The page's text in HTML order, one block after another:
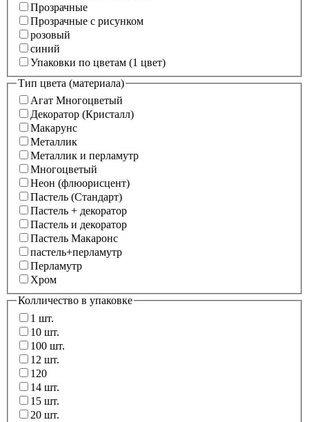
Прозрачные
Прозрачные с рисунком
розовый
синий
Упаковки по цветам (1 цвет)
Тип цвета (материала)
Агат Многоцветый
Декоратор (Кристалл)
Макарунс
Металлик
Металлик и перламутр
Многоцветый
Неон (флюорисцент)
Пастель (Стандарт)
Пастель + декоратор
Пастель и декоратор
Пастель Макаронс
пастель+перламутр
Перламутр
Хром
Колличество в упаковке
1 шт.
10 шт.
100 шт.
12 шт.
120
14 шт.
15 шт.
20 шт.